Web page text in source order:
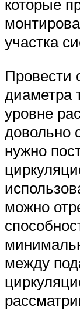
которые
участка
Провести
диаметра
уровне
довольно
нужно
можно
между